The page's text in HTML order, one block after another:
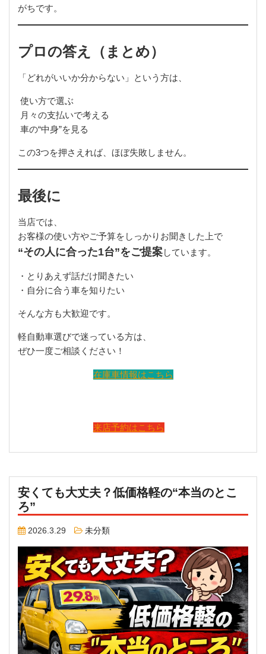
がちです。
プロの答え（まとめ）
「どれがいいか分からない」という方は、
使い方で選ぶ
月々の支払いで考える
車の“中身”を見る
この3つを押さえれば、ほぼ失敗しません。
最後に
当店では、
お客様の使い方やご予算をしっかりお聞きした上で
“その人に合った1台”をご提案しています。
・とりあえず話だけ聞きたい
・自分に合う車を知りたい
そんな方も大歓迎です。
軽自動車選びで迷っている方は、
ぜひ一度ご相談ください！
在庫車情報はこちら
来店予約はこちら
安くても大丈夫？低価格軽の“本当のとこ
ろ”
2026.3.29 未分類